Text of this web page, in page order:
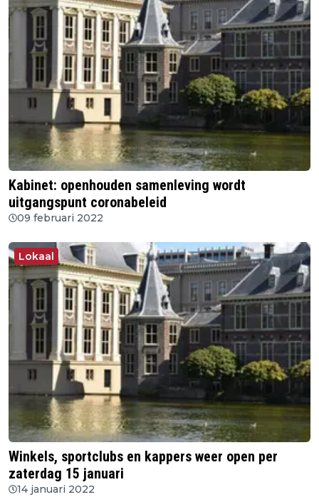
Kabinet: openhouden samenleving wordt
uitgangspunt coronabeleid
09 februari 2022
Lokaal
Winkels, sportclubs en kappers weer open per
zaterdag 15 januari
14 januari 2022